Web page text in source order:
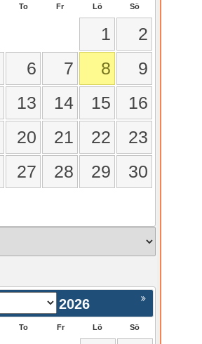
To Fr Lö Sö
1
2
6 7 8
9
13 14 15
16
20 21 22
23
27 28 29
30
Nästa >
2026
To Fr Lö Sö